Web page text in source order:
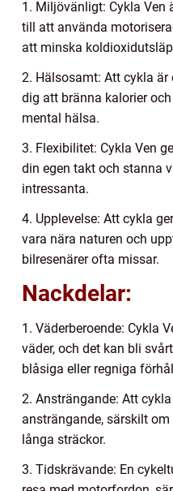
1. Miljövänligt: Cykla
till att använda
att minska
2. Hälsosamt: Att cykla
dig att bränna kalorier
mental hälsa.
3. Flexibilitet: Cykla Ven
din egen takt och stanna
intressanta.
4. Upplevelse: Att cykla
vara nära naturen och
bilresenärer ofta missar.
Nackdelar:
1. Väderberoende: Cykla
väder, och det kan bli
blåsiga eller regniga
2. Ansträngande: Att
ansträngande, särskilt
långa sträckor.
3. Tidskrävande: En